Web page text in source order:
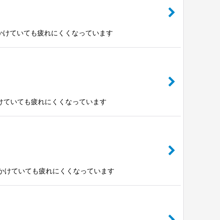
ていても疲れにくくなっています
いても疲れにくくなっています
けていても疲れにくくなっています